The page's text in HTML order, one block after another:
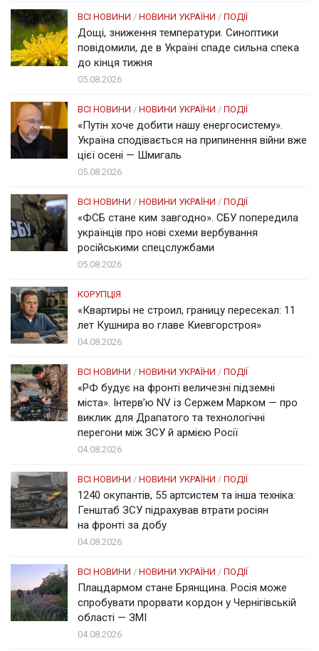
ВСІ НОВИНИ / НОВИНИ УКРАЇНИ / ПОДІЇ
Дощі, зниження температури. Синоптики
повідомили, де в Україні спаде сильна спека
до кінця тижня
05.08.2026
ВСІ НОВИНИ / НОВИНИ УКРАЇНИ / ПОДІЇ
«Путін хоче добити нашу енергосистему».
Україна сподівається на припинення війни вже
цієї осені — Шмигаль
05.08.2026
ВСІ НОВИНИ / НОВИНИ УКРАЇНИ / ПОДІЇ
«ФСБ стане ким завгодно». СБУ попередила
українців про нові схеми вербування
російськими спецслужбами
05.08.2026
КОРУПЦІЯ
«Квартиры не строил, границу пересекал: 11
лет Кушнира во главе Киевгорстроя»
04.08.2026
ВСІ НОВИНИ / НОВИНИ УКРАЇНИ / ПОДІЇ
«РФ будує на фронті величезні підземні
міста». Інтерв’ю NV із Сержем Марком — про
виклик для Драпатого та технологічні
перегони між ЗСУ й армією Росії
04.08.2026
ВСІ НОВИНИ / НОВИНИ УКРАЇНИ / ПОДІЇ
1240 окупантів, 55 артсистем та інша техніка:
Генштаб ЗСУ підрахував втрати росіян
на фронті за добу
04.08.2026
ВСІ НОВИНИ / НОВИНИ УКРАЇНИ / ПОДІЇ
Плацдармом стане Брянщина. Росія може
спробувати прорвати кордон у Чернігівській
області — ЗМІ
04.08.2026